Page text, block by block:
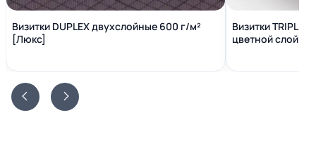
Визитки DUPLEX двухслойные 600 г/м²
[Люкс]
Визитки
цветной слой